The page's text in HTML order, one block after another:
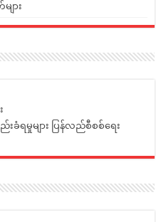
ျား
းခံရမှုများ ပြန်လည်စီစစ်ရေး